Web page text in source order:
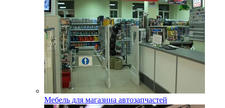
Мебель для магазина автозапчастей